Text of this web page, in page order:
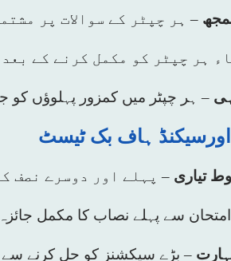
– ہر چپٹر کے سوالات پر
ہر چپٹر کو مکمل کرنے کے
– ہر چپٹر میں کمزور پہلوؤں کو
ہاف بک ٹیسٹ
تیاری– پہلے اور دوسرے نصف
سے پہلے نصاب کا مکمل
– بڑے سیکشنز کو حل کرنے سے